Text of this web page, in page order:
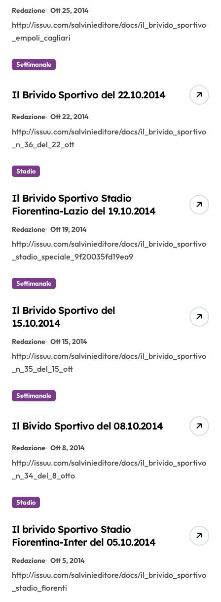
Redazione Ott 25, 2014
http://issuu.com/salvinieditore/docs/il_brivido_sportivo
_empoli_cagliari
Settimanale
Il Brivido Sportivo del 22.10.2014
Redazione Ott 22, 2014
http://issuu.com/salvinieditore/docs/il_brivido_sportivo
_n_36_del_22_ott
Stadio
Il Brivido Sportivo Stadio
Fiorentina-Lazio del 19.10.2014
Redazione Ott 19, 2014
http://issuu.com/salvinieditore/docs/il_brivido_sportivo
_stadio_speciale_9f20035fd19ea9
Settimanale
Il Brivido Sportivo del
15.10.2014
Redazione Ott 15, 2014
http://issuu.com/salvinieditore/docs/il_brivido_sportivo
_n_35_del_15_ott
Settimanale
Il Bivido Sportivo del 08.10.2014
Redazione Ott 8, 2014
http://issuu.com/salvinieditore/docs/il_brivido_sportivo
_n_34_del_8_otto
Stadio
Il brivido Sportivo Stadio
Fiorentina-Inter del 05.10.2014
Redazione Ott 5, 2014
http://issuu.com/salvinieditore/docs/il_brivido_sportivo
_stadio_fiorenti